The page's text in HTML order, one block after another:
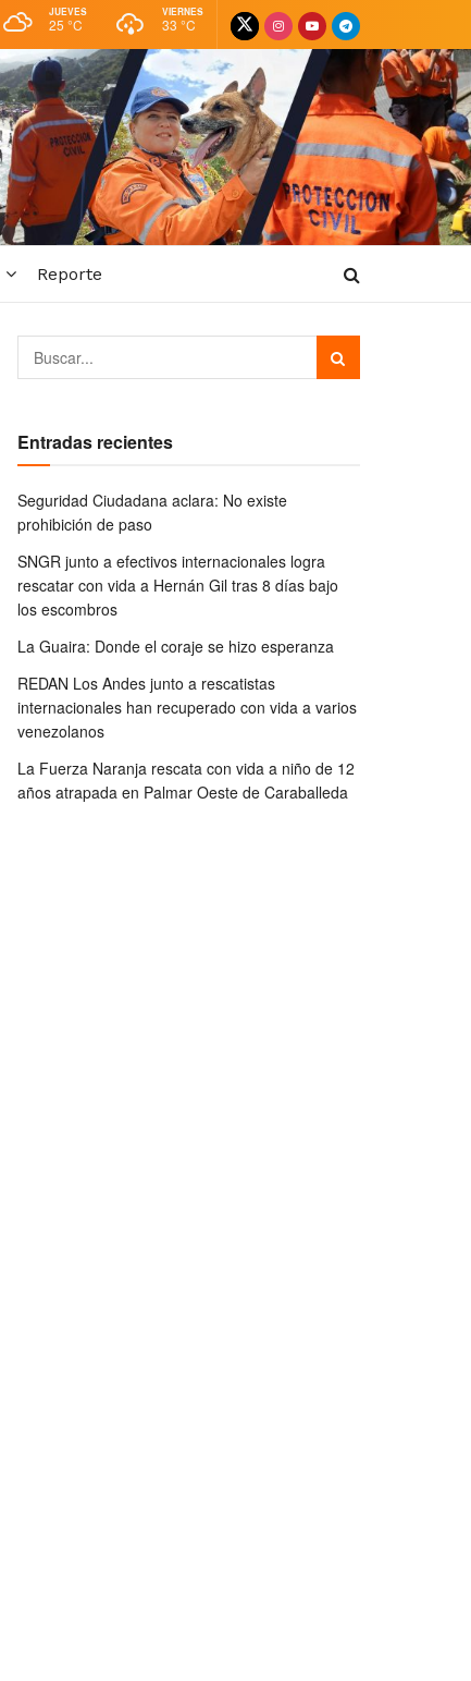
JUEVES
25 °C
VIERNES
33 °C
Reporte
Entradas recientes
Seguridad Ciudadana aclara: No existe
prohibición de paso
SNGR junto a efectivos internacionales logra
rescatar con vida a Hernán Gil tras 8 días bajo
los escombros
La Guaira: Donde el coraje se hizo esperanza
REDAN Los Andes junto a rescatistas
internacionales han recuperado con vida a varios
venezolanos
La Fuerza Naranja rescata con vida a niño de 12
años atrapada en Palmar Oeste de Caraballeda